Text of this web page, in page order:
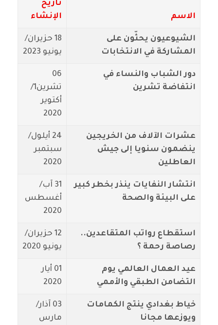
الاسم
تاريخ
الإنشاء
الشيوعيون يحثّون على
المشاركة في الانتخابات
18 حزيران/
يونيو 2023
دور الشباب والنساء في
انتفاضة تشرين
06
تشرين1/
أكتوير
2020
عشرات الآلاف من الخريجين
ينضمون سنويا إلى جيش
العاطلين
24 أيلول/
سبتمبر
2020
انتشار النفايات ينذر بخطر كبير
على البيئة والصحة
31 آب/
أغسطس
2020
استقطاع رواتب المتقاعدين..
رصاصة رحمة ؟
12 حزيران/
يونيو 2020
عيد العمال العالمي يوم
التضامن الطبقي والأممي
01 أيار
2020
خياط بغدادي ينتج الكمامات
ويوزعها مجانا
03 آذار/
مارس